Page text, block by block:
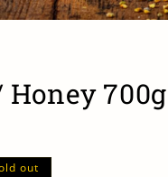
700g
out